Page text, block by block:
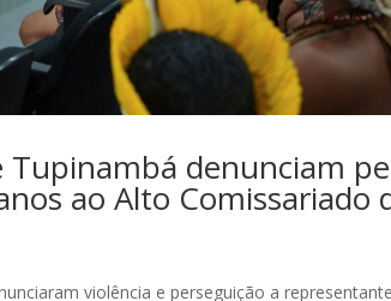
Tupinambá denunciam
ao Alto Comissariado
violência e perseguição a